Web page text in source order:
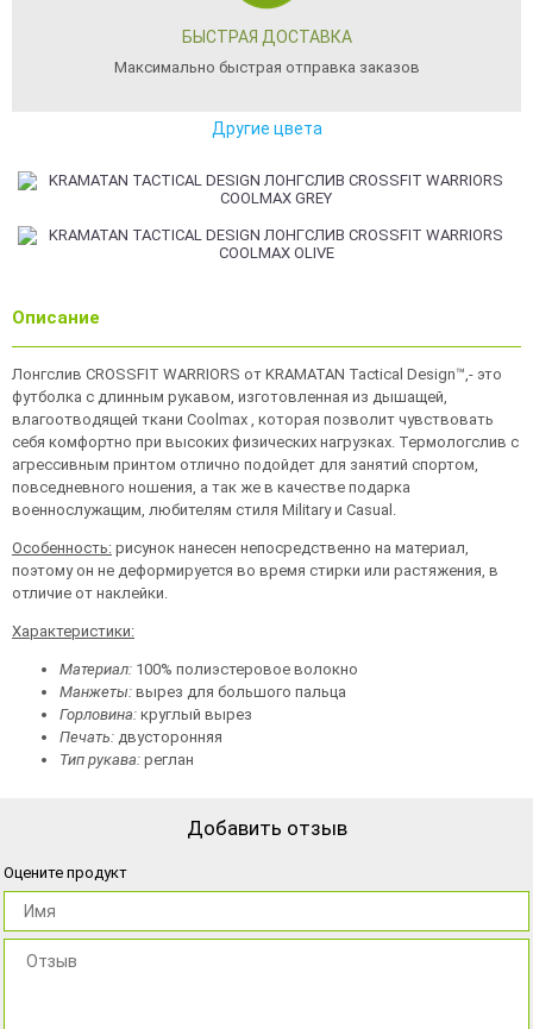
БЫСТРАЯ ДОСТАВКА
Максимально быстрая отправка заказов
Другие цвета
Описание
Лонгслив CROSSFIT WARRIORS от KRAMATAN Tactical Design™,- это
футболка с длинным рукавом, изготовленная из дышащей,
влагоотводящей ткани Coolmax , которая позволит чувствовать
себя комфортно при высоких физических нагрузках. Термологслив с
агрессивным принтом отлично подойдет для занятий спортом,
повседневного ношения, а так же в качестве подарка
военнослужащим, любителям стиля Military и Casual.
Особенность: рисунок нанесен непосредственно на материал,
поэтому он не деформируется во время стирки или растяжения, в
отличие от наклейки.
Характеристики:
Материал: 100% полиэстеровое волокно
Манжеты: вырез для большого пальца
Горловина: круглый вырез
Печать: двусторонняя
Тип рукава: реглан
Добавить отзыв
Оцените продукт